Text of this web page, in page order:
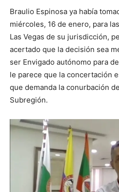
Braulio Espinosa ya había
miércoles, 16 de enero, para
Las Vegas de su jurisdicción,
acertado que la decisión sea
ser Envigado autónomo para
le parece que la concertación
que demanda la conurbación
Subregión.